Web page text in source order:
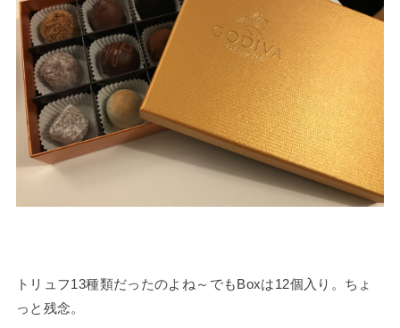
トリュフ13種類だったのよね～でもBoxは12個入り。ちょ
っと残念。